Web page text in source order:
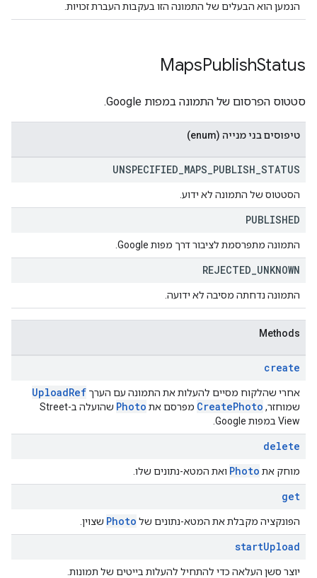
הנמען הוא הבעלים של התמונה הזו בעקבות העברת זכויות.
MapsPublishStatus
סטטוס הפרסום של התמונה במפות Google.
טיפוסים בני מנייה (enum)
UNSPECIFIED MAPS PUBLISH STATUS
הסטטוס של התמונה לא ידוע.
PUBLISHED
התמונה מתפרסמת לציבור דרך מפות Google.
REJECTED UNKNOWN
התמונה נדחתה מסיבה לא ידועה.
Methods
create
אחרי שהלקוח מסיים להעלות את התמונה עם הערך UploadRef
שמוחזר, CreatePhoto מפרסם את Photo
שהועלה ב-Street
View במפות Google.
delete
מוחק את Photo ואת המטא-נתונים שלו.
get
הפונקציה מקבלת את המטא-נתונים של Photo שצוין.
startUpload
יוצר סשן העלאה כדי להתחיל להעלות בייטים של תמונות.